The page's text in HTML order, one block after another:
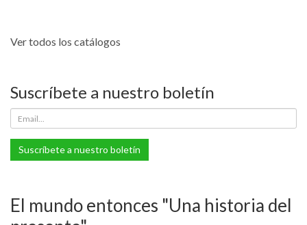
Ver todos los catálogos
Suscríbete a nuestro boletín
Suscríbete a nuestro boletín
El mundo entonces "Una historia del